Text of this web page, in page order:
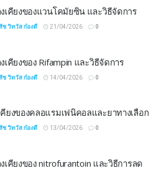
เคียงของแวนโคมัยซิน และวิธีจัดการ
ช วิทวัส ก๋องดี 21/04/2026 0
เคียงของ Rifampin และวิธีจัดการ
ช วิทวัส ก๋องดี 14/04/2026 0
คียงของคลอแรมเฟนิคอลและยาทางเลือก
ช วิทวัส ก๋องดี 13/04/2026 0
เคียงของ nitrofurantoin และวิธีการลด